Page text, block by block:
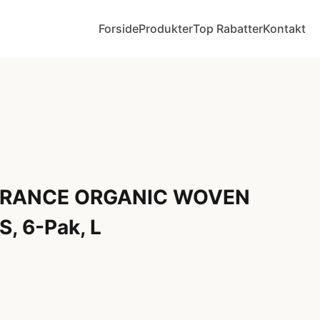
ForsideProdukterTop RabatterKontakt
ORGANIC WOVEN
6-Pak, L